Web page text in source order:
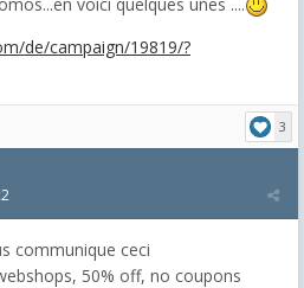
de/campaign/19819/?
3
communique ceci
50% off, no coupons